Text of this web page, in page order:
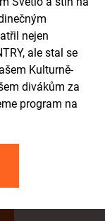
nejen
ale stal se
Kulturně-
divákům za
program na